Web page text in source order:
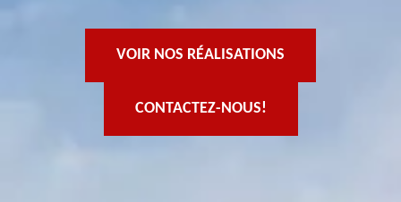
VOIR NOS RÉALISATIONS
CONTACTEZ-NOUS!